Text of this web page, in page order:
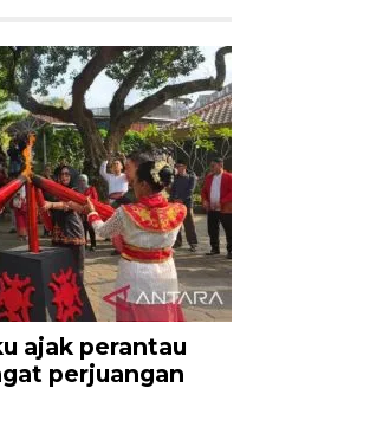
ajak perantau
perjuangan